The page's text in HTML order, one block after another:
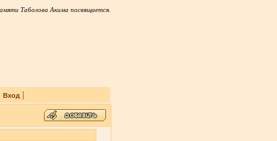
Таболова Акима посвящается.
Вход |